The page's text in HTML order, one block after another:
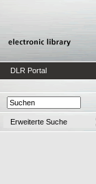
DLR Portal
Erweiterte Suche